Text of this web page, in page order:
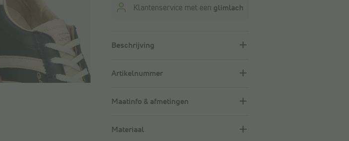
Klantenservice met een glimlach
Beschrijving
Artikelnummer
Maatinfo & afmetingen
Materiaal